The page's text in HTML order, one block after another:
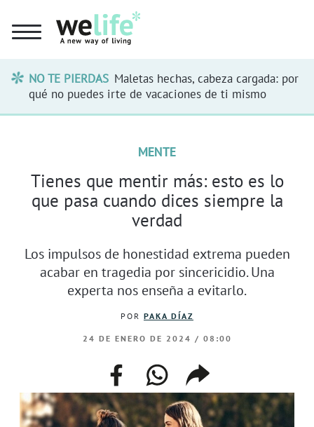
NO TE PIERDAS Maletas hechas, cabeza cargada: por
qué no puedes irte de vacaciones de ti mismo
MENTE
Tienes que mentir más: esto es lo
que pasa cuando dices siempre la
verdad
Los impulsos de honestidad extrema pueden
acabar en tragedia por sincericidio. Una
experta nos enseña a evitarlo.
POR PAKA DÍAZ
24 DE ENERO DE 2024 / 08:00
facebookwhatsappcompartir
enlace